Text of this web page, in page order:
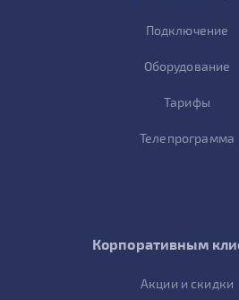
Подключение
Оборудование
Тарифы
Телепрограмма
Корпоративным
Акции и скидки